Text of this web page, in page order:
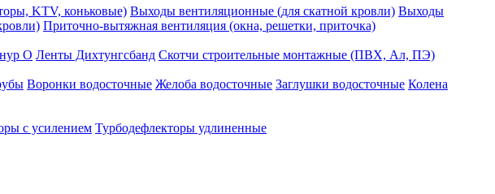
KTV, коньковые) Выходы вентиляционные (для скатной кровли) Выходы
Приточно-вытяжная вентиляция (окна, решетки, приточка)
О Ленты Дихтунгсбанд Скотчи строительные монтажные (ПВХ, Ал, ПЭ)
Воронки водосточные Желоба водосточные Заглушки водосточные Колена
с усилением Турбодефлекторы удлиненные